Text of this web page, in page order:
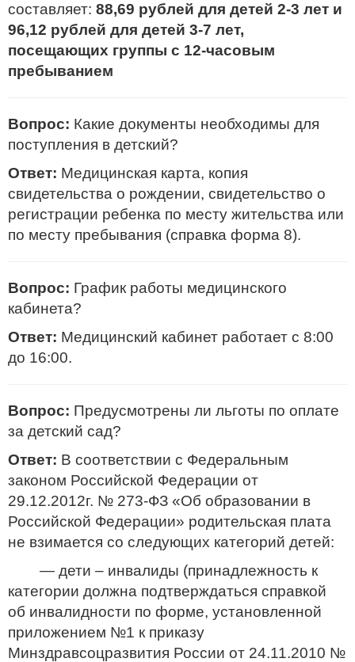
составляет: 88,69 рублей для детей 2-3 лет и
96,12 рублей для детей 3-7 лет,
посещающих группы с 12-часовым
пребыванием
Вопрос: Какие документы необходимы для
поступления в детский?
Ответ: Медицинская карта, копия
свидетельства о рождении, свидетельство о
регистрации ребенка по месту жительства или
по месту пребывания (справка форма 8).
Вопрос: График работы медицинского
кабинета?
Ответ: Медицинский кабинет работает с 8:00
до 16:00.
Вопрос: Предусмотрены ли льготы по оплате
за детский сад?
Ответ: В соответствии с Федеральным
законом Российской Федерации от
29.12.2012г. № 273-ФЗ «Об образовании в
Российской Федерации» родительская плата
не взимается со следующих категорий детей:
— дети – инвалиды (принадлежность к
категории должна подтверждаться справкой
об инвалидности по форме, установленной
приложением №1 к приказу
Минздравсоцразвития России от 24.11.2010 №